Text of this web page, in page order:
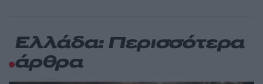
Ελλάδα: Περισσότερα
άρθρα